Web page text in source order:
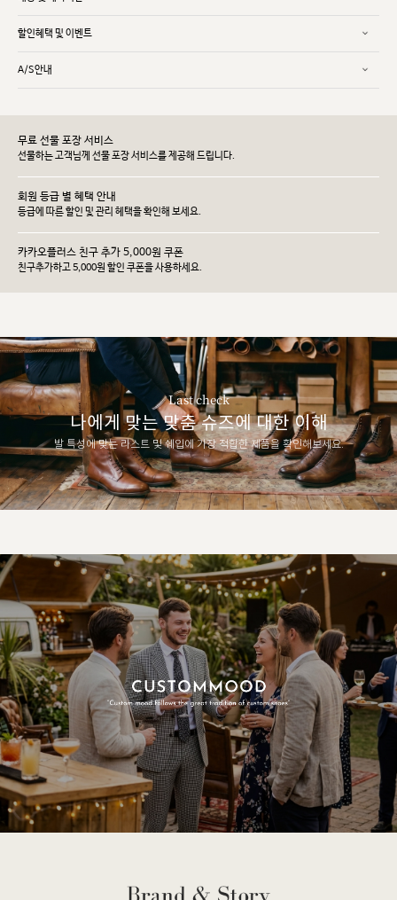
할인혜택 및 이벤트
A/S안내
무료 선물 포장 서비스
선물하는 고객님께 선물 포장 서비스를 제공해 드립니다.
회원 등급 별 혜택 안내
등급에 따른 할인 및 관리 헤택을 확인해 보세요.
카카오플러스 친구 추가 5,000원 쿠폰
친구추가하고 5,000원 할인 쿠폰을 사용하세요.
Last check
나에게 맞는 맞춤 슈즈에 대한 이해
발 특성에 맞는 라스트 및 쉐입에 가장 적합한 제품을 확인해보세요.